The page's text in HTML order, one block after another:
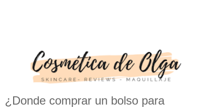
¿Donde comprar un bolso para